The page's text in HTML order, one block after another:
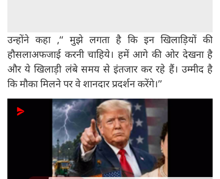
उन्होंने कहा ,‘‘ मुझे लगता है कि इन खिलाड़ियों की
हौसलाअफजाई करनी चाहिये। हमें आगे की ओर देखना है
और ये खिलाड़ी लंबे समय से इंतजार कर रहे हैं। उम्मीद है
कि मौका मिलने पर वे शानदार प्रदर्शन करेंगे।’’